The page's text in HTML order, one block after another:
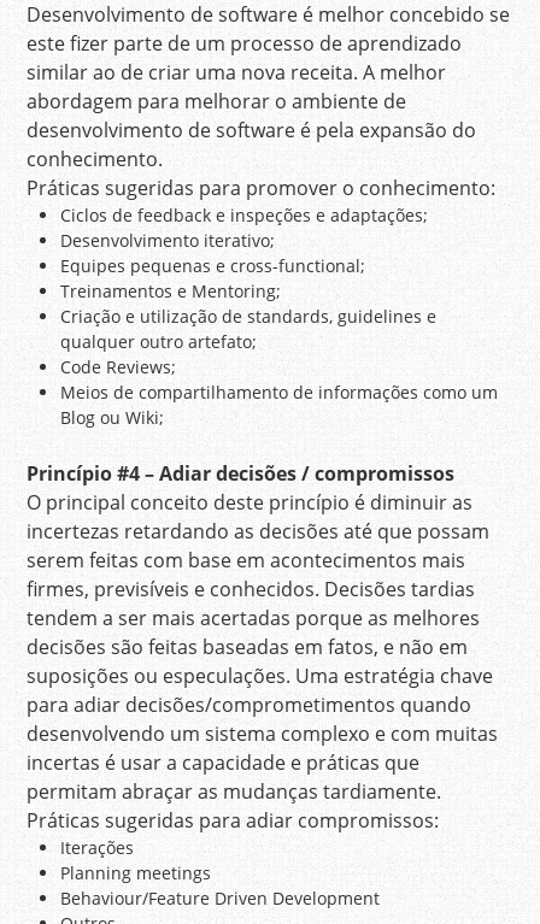
Desenvolvimento de software é melhor concebido se
este fizer parte de um processo de aprendizado
similar ao de criar uma nova receita. A melhor
abordagem para melhorar o ambiente de
desenvolvimento de software é pela expansão do
conhecimento.
Práticas sugeridas para promover o conhecimento:
Ciclos de feedback e inspeções e adaptações;
Desenvolvimento iterativo;
Equipes pequenas e cross-functional;
Treinamentos e Mentoring;
Criação e utilização de standards, guidelines e
qualquer outro artefato;
Code Reviews;
Meios de compartilhamento de informações como um
Blog ou Wiki;
Princípio#4 – Adiar decisões / compromissos
O principal conceito deste princípio é diminuir as
incertezas retardando as decisões até que possam
serem feitas com base em acontecimentos mais
firmes, previsíveis e conhecidos. Decisões tardias
tendem a ser mais acertadas porque as melhores
decisões são feitas baseadas em fatos, e não em
suposições ou especulações. Uma estratégia chave
para adiar decisões/comprometimentos quando
desenvolvendo um sistema complexo e com muitas
incertas é usar a capacidade e práticas que
permitam abraçar as mudanças tardiamente.
Práticas sugeridas para adiar compromissos:
Iterações
Planning meetings
Behaviour/Feature Driven Development